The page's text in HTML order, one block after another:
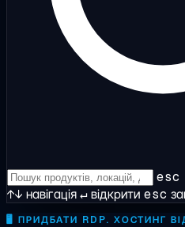
esc
↑↓ навігація↵відкрити esc
🖥️
ПРИДБАТИ RDP. ХОСТИНГ